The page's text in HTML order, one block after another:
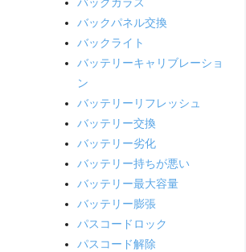
バックパネル交換
バックライト
バッテリーキャリブレーショ
ン
バッテリーリフレッシュ
バッテリー交換
バッテリー劣化
バッテリー持ちが悪い
バッテリー最大容量
バッテリー膨張
パスコードロック
パスコード解除